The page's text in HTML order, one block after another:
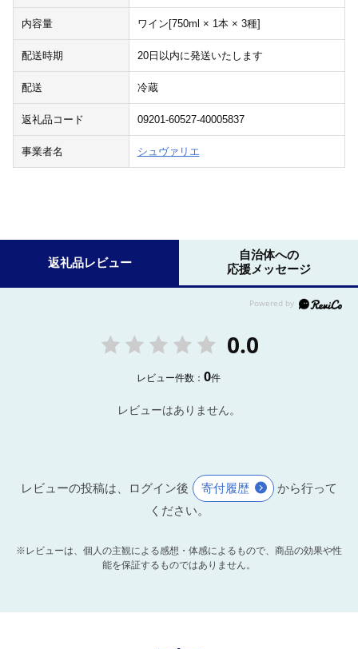
内容量 ワイン[750ml × 1本 × 3種]
配送時期 20日以内に発送いたします
配送 冷蔵
返礼品コード 09201-60527-40005837
事業者名 シュヴァリエ
返礼品レビュー
自治体への
応援メッセージ
0.0
レビュー件数：0件
レビューはありません。
レビューの投稿は、ログイン後 寄付履歴
から行って
ください。
※レビューは、個人の主観による感想・体感によるもので、商品の効果や性
能を保証するものではありません。